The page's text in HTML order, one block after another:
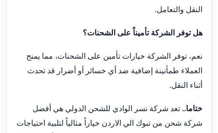
النقل والتعامل.
هل توفر الشركة تأميناً على الشحنات؟
نعم، توفر الشركة خيارات تأمين على الشحنات، مما يمنح
العملاء طمأنينة إضافية ضد أي خسائر أو أضرار قد تحدث
أثناء النقل.
ختاما..تعد شركة نسر الوادي للشحن الدولي هي أفضل
شركة شحن من تبوك الي الاردن خياراً مثالياً لتلبية احتياجات